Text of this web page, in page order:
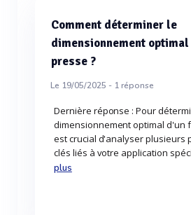
Comment déterminer le
dimensionnement
presse ?
Le 19/05/2025 - 1réponse
Dernière réponse : Pour
dimensionnement optimal d'un
est crucial d'analyser plusieurs
clés liés à votre application
plus